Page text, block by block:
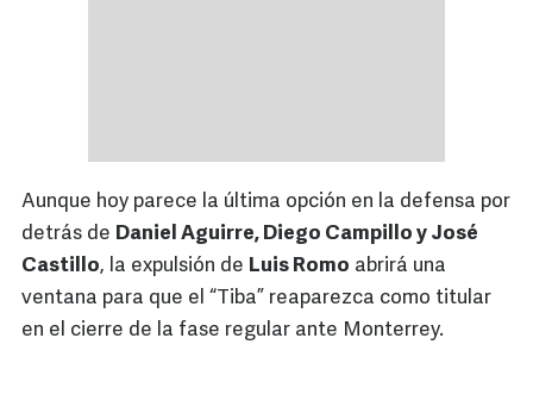
Aunque hoy parece la última opción en la defensa por
detrás de Daniel Aguirre, Diego Campillo y José
Castillo, la expulsión de Luis Romo abrirá una
ventana para que el “Tiba” reaparezca como titular
en el cierre de la fase regular ante Monterrey.